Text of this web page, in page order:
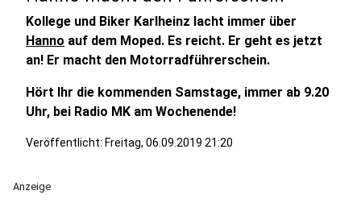
Kollege und Biker Karlheinz lacht immer über
Hanno auf dem Moped. Es reicht. Er geht es jetzt
an! Er macht den Motorradführerschein.
Hört Ihr die kommenden Samstage, immer ab 9.20
Uhr, bei Radio MK am Wochenende!
Veröffentlicht: Freitag, 06.09.2019 21:20
Anzeige